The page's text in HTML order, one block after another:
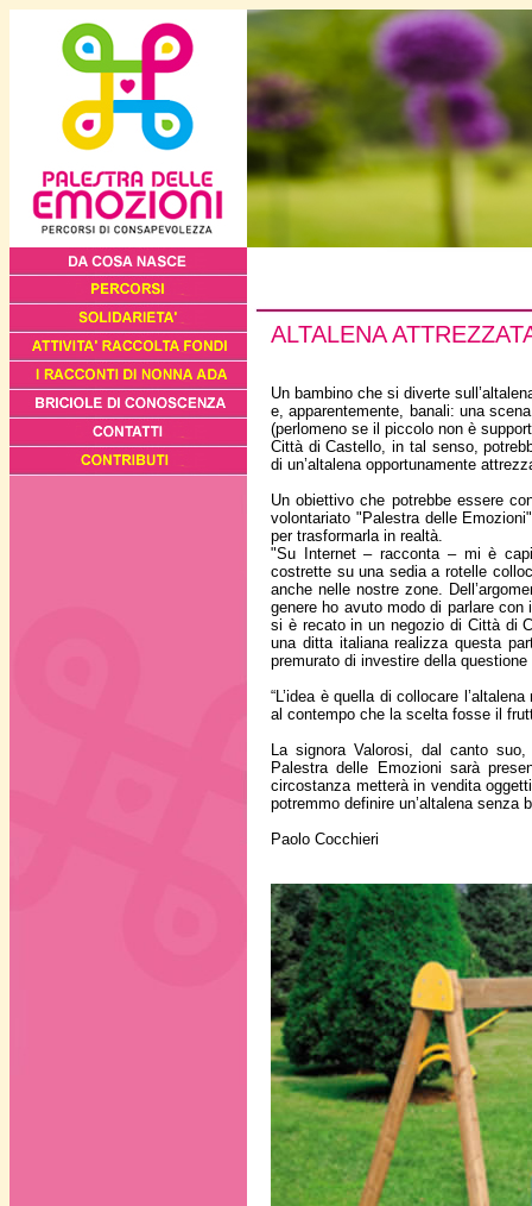
ALTALENA
Un bambino che si diverte
e, apparentemente, banali: una
(perlomeno se il piccolo non è
Città di Castello, in tal senso,
di un’altalena opportunamente
Un obiettivo che potrebbe essere
volontariato "Palestra delle
per trasformarla in realtà.
"Su Internet – racconta – mi è
costrette su una sedia a rotelle
anche nelle nostre zone.
genere ho avuto modo di parlare
si è recato in un negozio di Città di
una ditta italiana realizza questa
premurato di investire della
“L’idea è quella di collocare
al contempo che la scelta fosse il
La signora Valorosi, dal canto suo,
Palestra delle Emozioni sarà
circostanza metterà in vendita
potremmo definire un’altalena senza
Paolo Cocchieri